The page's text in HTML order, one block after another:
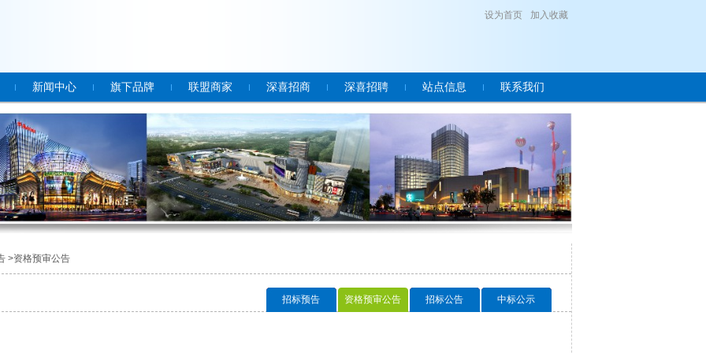
设为首页 加入收藏
新闻中心 旗下品牌 联盟商家 深喜招商 深喜招聘 站点信息 联系我们
>资格预审公告
招标预告 资格预审公告 招标公告 中标公示